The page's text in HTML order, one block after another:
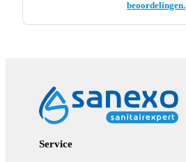
beoordelingen.
Service